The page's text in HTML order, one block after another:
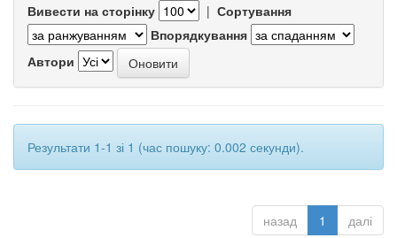
Вивести на сторінку | Сортування
Впорядкування
Автори
Результати 1-1 зі 1 (час пошуку: 0.002 секунди).
назад 1 далі